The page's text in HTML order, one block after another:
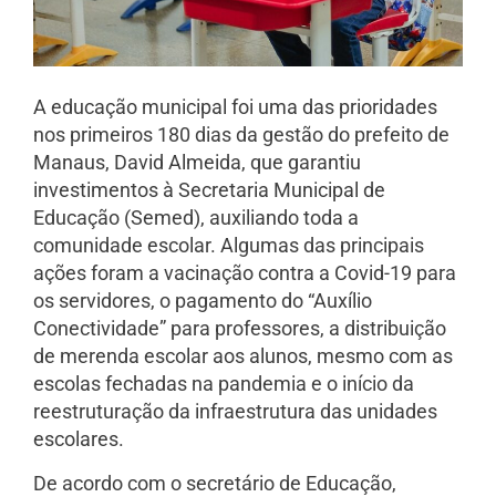
A educação municipal foi uma das prioridades
nos primeiros 180 dias da gestão do prefeito de
Manaus, David Almeida, que garantiu
investimentos à Secretaria Municipal de
Educação (Semed), auxiliando toda a
comunidade escolar. Algumas das principais
ações foram a vacinação contra a Covid-19 para
os servidores, o pagamento do “Auxílio
Conectividade” para professores, a distribuição
de merenda escolar aos alunos, mesmo com as
escolas fechadas na pandemia e o início da
reestruturação da infraestrutura das unidades
escolares.
De acordo com o secretário de Educação,